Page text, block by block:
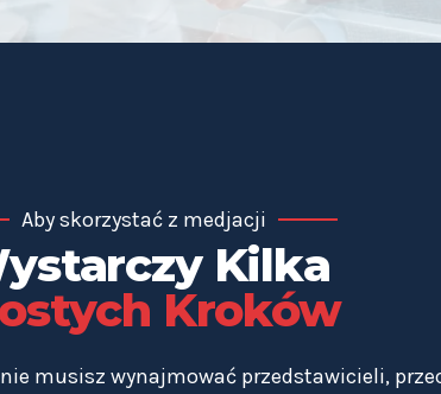
Aby skorzystać z medjacji
Kilka
Kroków
musisz wynajmować przedstawicieli,